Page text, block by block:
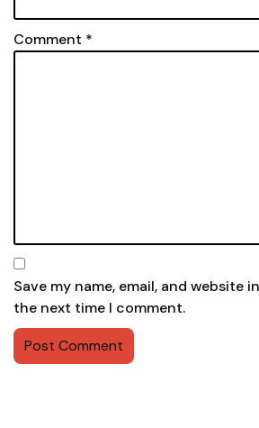
Comment *
Save my name, email, and website
the next time I comment.